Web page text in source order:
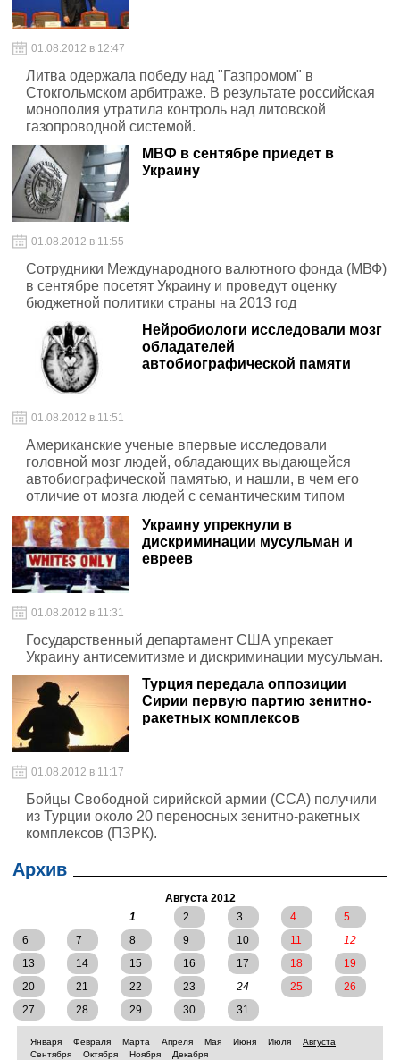
01.08.2012 в 12:47
Литва одержала победу над "Газпромом" в
Стокгольмском арбитраже. В результате российская
монополия утратила контроль над литовской
газопроводной системой.
МВФ в сентябре приедет в
Украину
01.08.2012 в 11:55
Сотрудники Международного валютного фонда (МВФ)
в сентябре посетят Украину и проведут оценку
бюджетной политики страны на 2013 год
Нейробиологи исследовали мозг
обладателей
автобиографической памяти
01.08.2012 в 11:51
Американские ученые впервые исследовали
головной мозг людей, обладающих выдающейся
автобиографической памятью, и нашли, в чем его
отличие от мозга людей с семантическим типом
памяти.
Украину упрекнули в
дискриминации мусульман и
евреев
01.08.2012 в 11:31
Государственный департамент США упрекает
Украину антисемитизме и дискриминации мусульман.
Турция передала оппозиции
Сирии первую партию зенитно-
ракетных комплексов
01.08.2012 в 11:17
Бойцы Свободной сирийской армии (ССА) получили
из Турции около 20 переносных зенитно-ракетных
комплексов (ПЗРК).
Архив
Августа 2012
1
2 3 4
5
6
7 8 9 10 11
12
13
14 15 16 17 18
19
20
21 22 23 24 25
26
27
28 29 30 31
Января Февраля Марта Апреля Мая Июня Июля
Августа
Сентября
Октября Ноября Декабря